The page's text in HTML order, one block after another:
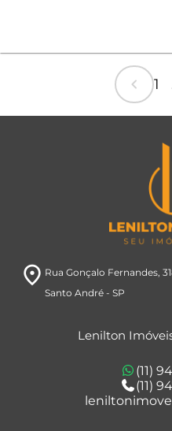
chevron_left 1
room Rua Gonçalo Fernandes,
Santo André- SP
Lenilton
(11)
(11)